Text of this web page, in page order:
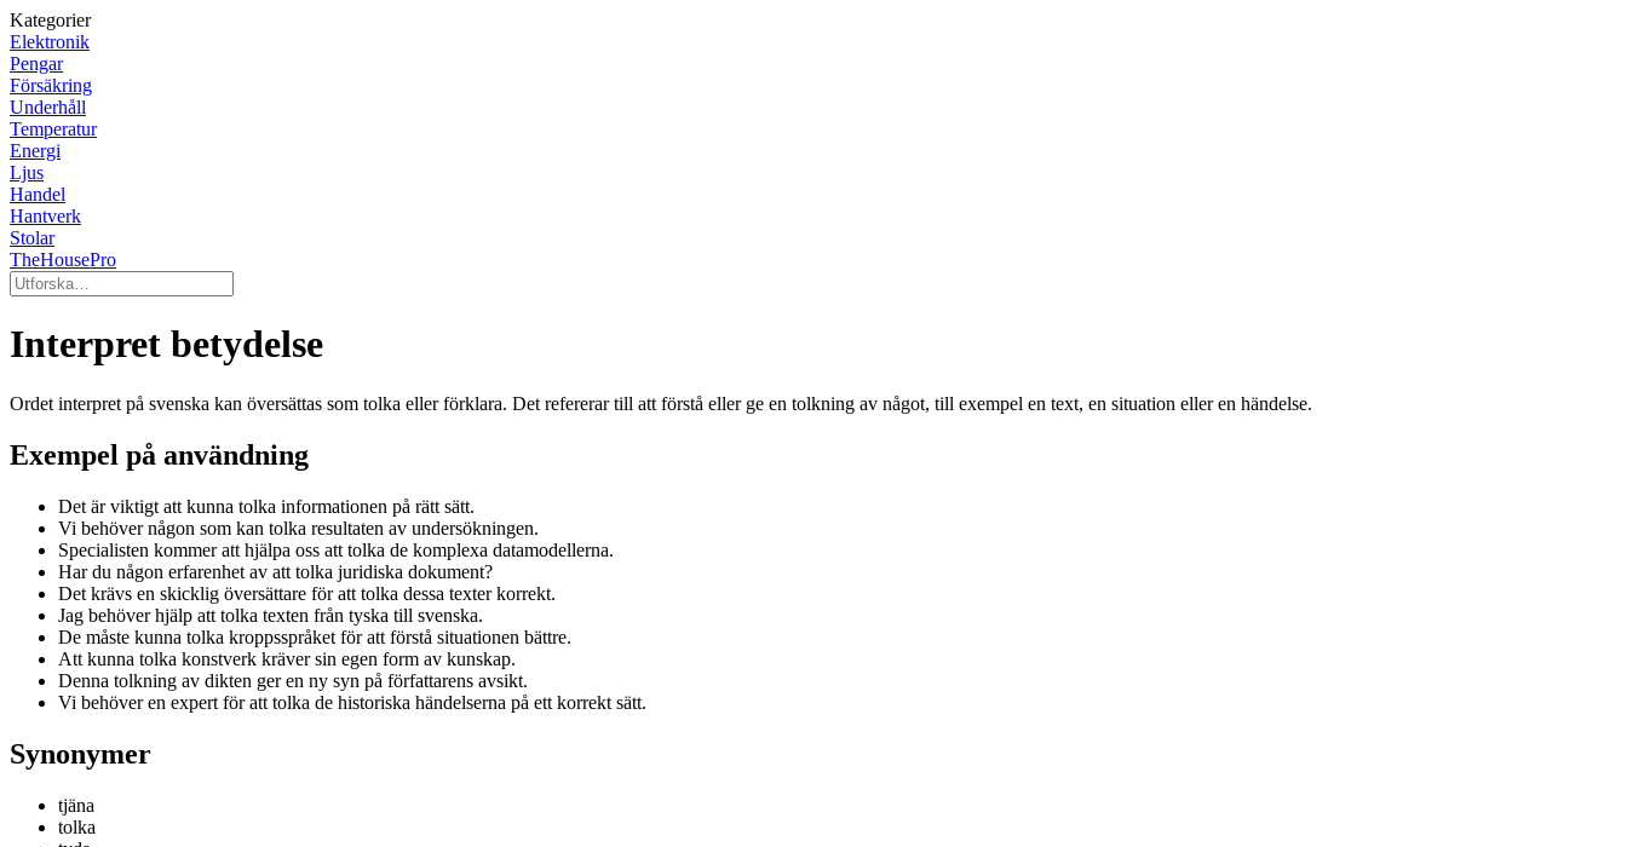
Kategorier
Elektronik
Pengar
Försäkring
Underhåll
Temperatur
Energi
Ljus
Handel
Hantverk
Stolar
TheHousePro
Interpret betydelse
Ordet interpret på svenska kan översättas som tolka eller förklara. Det refererar till att förstå eller ge en tolkning av något, till exempel en text, en situation eller en händelse.
Exempel på användning
Det är viktigt att kunna tolka informationen på rätt sätt.
Vi behöver någon som kan tolka resultaten av undersökningen.
Specialisten kommer att hjälpa oss att tolka de komplexa datamodellerna.
Har du någon erfarenhet av att tolka juridiska dokument?
Det krävs en skicklig översättare för att tolka dessa texter korrekt.
Jag behöver hjälp att tolka texten från tyska till svenska.
De måste kunna tolka kroppsspråket för att förstå situationen bättre.
Att kunna tolka konstverk kräver sin egen form av kunskap.
Denna tolkning av dikten ger en ny syn på författarens avsikt.
Vi behöver en expert för att tolka de historiska händelserna på ett korrekt sätt.
Synonymer
tjäna
tolka